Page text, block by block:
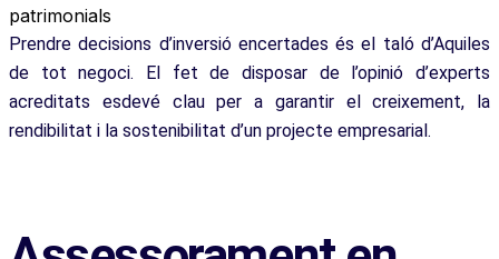
Prendre decisions d’inversió encertades és el taló d’Aquiles
de tot negoci. El fet de disposar de l’opinió d’experts
acreditats esdevé clau per a garantir el creixement, la
rendibilitat i la sostenibilitat d’un projecte empresarial.